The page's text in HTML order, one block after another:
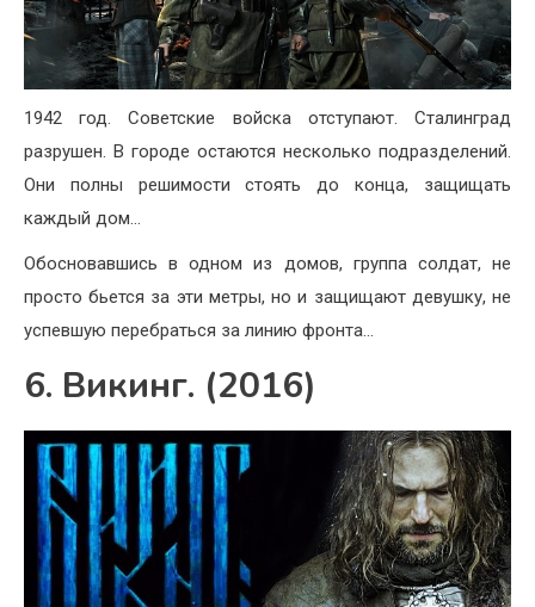
1942 год. Советские войска отступают. Сталинград
разрушен. В городе остаются несколько подразделений.
Они полны решимости стоять до конца, защищать
каждый дом…
Обосновавшись в одном из домов, группа солдат, не
просто бьется за эти метры, но и защищают девушку, не
успевшую перебраться за линию фронта…
6. Викинг. (2016)